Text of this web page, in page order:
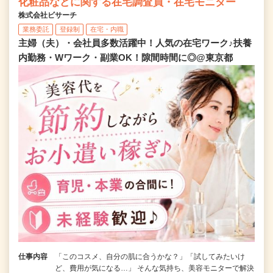
株式会社ビサーチ
業務委託 登録制 在宅・内職
主婦（夫）・会社員多数活躍中！人気の在宅ワーク♪扶養
内勤務・Wワーク・副業OK！隙間時間に◎@東京都
仕事内容
「このコスメ、自分の肌に合うかな？」「試してみたいけ
ど、費用が気になる…」 そんな気持ち、美容モニターで解決